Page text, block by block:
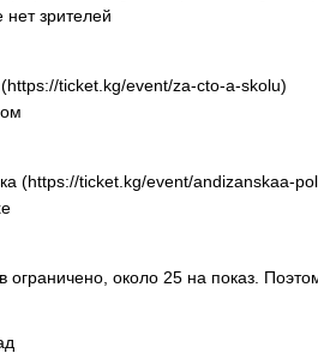
нет зрителей
ticket.kg/event/za-cto-a-skolu)
(https://ticket.kg/event/andizanskaa-
ограничено, около 25 на показ.